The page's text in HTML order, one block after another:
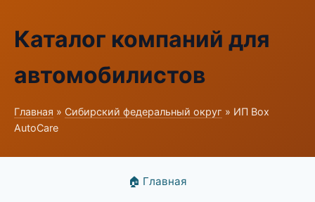
Каталог компаний для
автомобилистов
Главная » Сибирский федеральный округ » ИП Box
AutoCare
🏠 Главная